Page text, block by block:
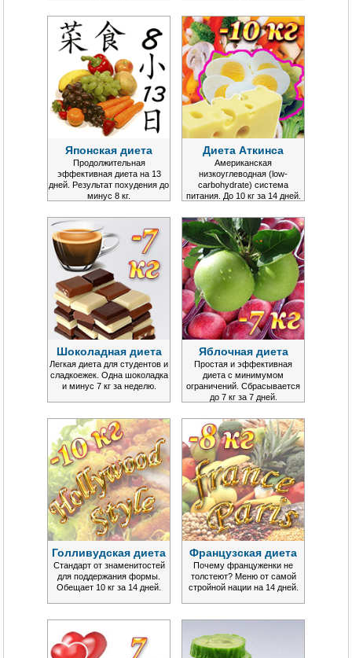
Японская диета
Продолжительная
эффективная диета на 13
дней. Результат похудения до
минус 8 кг.
Диета Аткинса
Американская
низкоуглеводная (low-
carbohydrate) система
питания. До 10 кг за 14 дней.
Шоколадная диета
Легкая диета для студентов и
сладкоежек. Одна шоколадка
и минус 7 кг за неделю.
Яблочная диета
Простая и эффективная
диета с минимумом
ограничений. Сбрасывается
до 7 кг за 7 дней.
Голливудская диета
Стандарт от знаменитостей
для поддержания формы.
Обещает 10 кг за 14 дней.
Французская диета
Почему француженки не
толстеют? Меню от самой
стройной нации на 14 дней.